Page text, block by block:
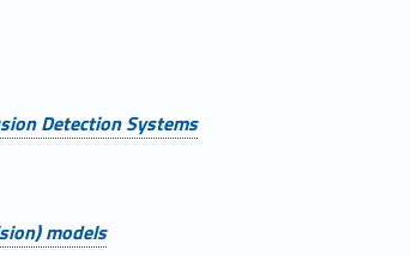
Detection Systems
models